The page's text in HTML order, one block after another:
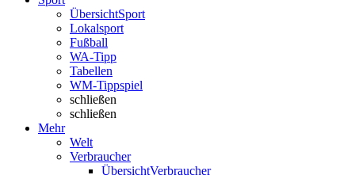
ÜbersichtSport
Lokalsport
Fußball
WA-Tipp
Tabellen
WM-Tippspiel
schließen
schließen
Mehr
Welt
Verbraucher
ÜbersichtVerbraucher